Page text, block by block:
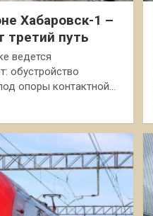
Хабаровск-1 –
третий путь
ведется
обустройство
опоры контактной…